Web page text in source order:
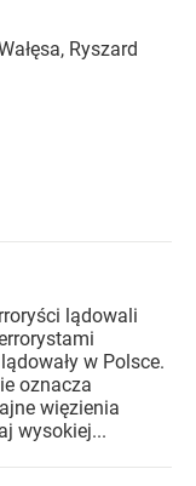
Ryszard
lądowali
w Polsce.
oznacza
więzienia
wysokiej...